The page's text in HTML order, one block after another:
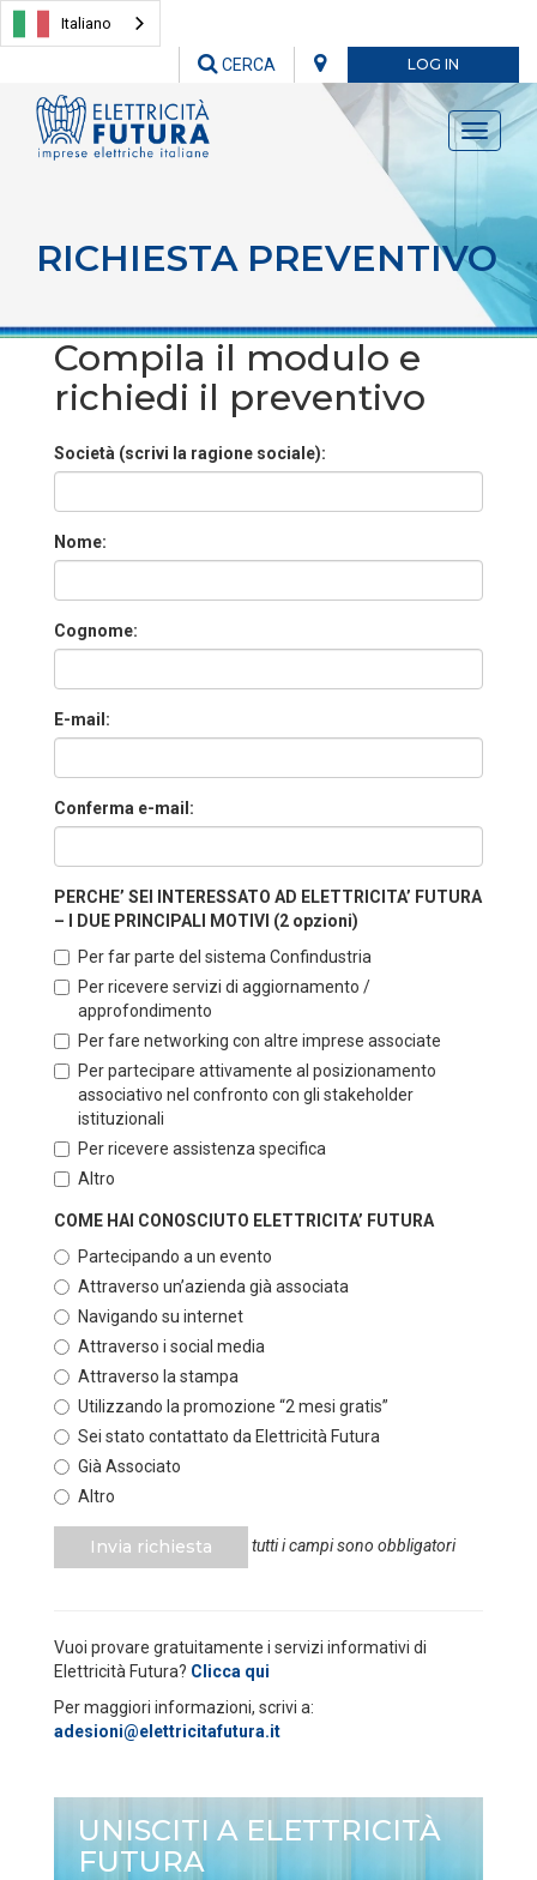
Italiano
LOG IN
CERCA
Toggle
RICHIESTA PREVENTIVO
Compila il modulo e
richiedi il preventivo
Società (scrivi la ragione sociale):
Nome:
Cognome:
E-mail:
Conferma e-mail:
PERCHE’ SEI INTERESSATO AD ELETTRICITA’ FUTURA
– I DUE PRINCIPALI MOTIVI (2 opzioni)
Per far parte del sistema Confindustria
Per ricevere servizi di aggiornamento /
approfondimento
Per fare networking con altre imprese associate
Per partecipare attivamente al posizionamento
associativo nel confronto con gli stakeholder
istituzionali
Per ricevere assistenza specifica
Altro
COME HAI CONOSCIUTO ELETTRICITA’ FUTURA
Partecipando a un evento
Attraverso un’azienda già associata
Navigando su internet
Attraverso i social media
Attraverso la stampa
Utilizzando la promozione “2 mesi gratis”
Sei stato contattato da Elettricità Futura
Già Associato
Altro
Invia richiesta tutti i campi sono obbligatori
Vuoi provare gratuitamente i servizi informativi di
Elettricità Futura? Clicca qui
Per maggiori informazioni, scrivi a:
adesioni@elettricitafutura.it
UNISCITI A ELETTRICITÀ
FUTURA